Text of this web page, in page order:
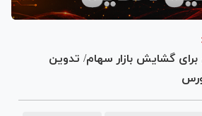
گشایش بازار سهام/ تدوین